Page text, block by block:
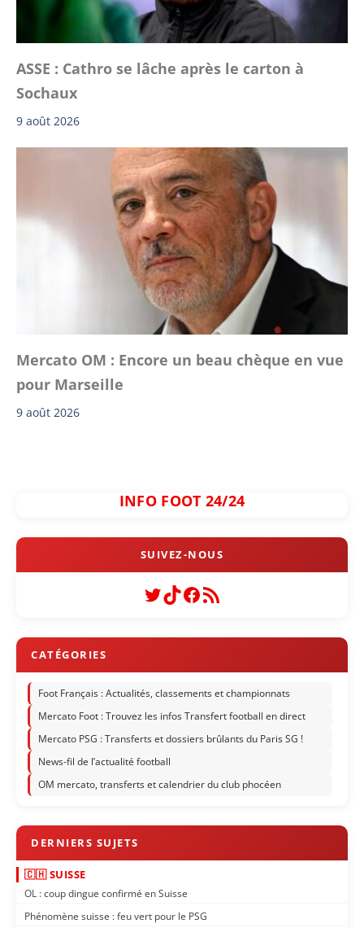
ASSE : Cathro se lâche après le carton à
Sochaux
9 août 2026
Mercato OM : Encore un beau chèque en vue
pour Marseille
9 août 2026
INFO FOOT 24/24
Twitter
TikTok
Facebook
Flux RSS
Foot Français : Actualités, classements et championnats
Mercato Foot : Trouvez les infos Transfert football en direct
Mercato PSG : Transferts et dossiers brûlants du Paris SG !
News-fil de l’actualité football
OM mercato, transferts et calendrier du club phocéen
🇨🇭 SUISSE
OL : coup dingue confirmé en Suisse
Phénomène suisse : feu vert pour le PSG